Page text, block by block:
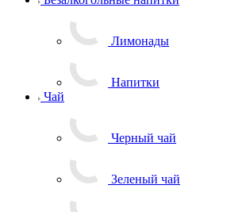
Лимонады
Напитки
Чай
Черный чай
Зеленый чай